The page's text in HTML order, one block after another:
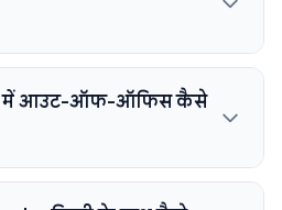
में आउट-ऑफ-ऑफिस कैसे